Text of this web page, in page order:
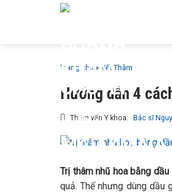
Trang chủ » Vết Thâm
Hướng dẫn 4
Tham vấn Y khoa: Bác sĩ
Trị thâm nhũ hoa bằng dầu
quả. Thế nhưng dùng